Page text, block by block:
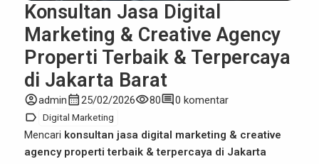
Konsultan Jasa Digital
Marketing & Creative Agency
Properti Terbaik & Terpercaya
di Jakarta Barat
account_circleadmincalendar_month25/02/2026visibility80comment0 komentar
label Digital Marketing
Mencari konsultan jasa digital marketing & creative
agency properti terbaik & terpercaya di Jakarta